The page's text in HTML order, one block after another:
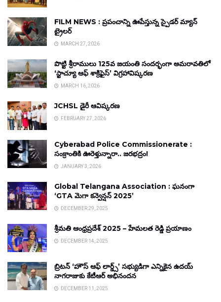
FILM NEWS : ప్రపంచాన్ని ఊపేస్తున్న స్పైడర్ మ్యాన్
ట్రైలర్
MARCH 27, 2026
పొట్టి శ్రీరాములు 125వ జయంతి సందర్భంగా అమరావతిలో
‘స్టాచ్యూ ఆఫ్ శాక్రిఫైస్’ విగ్రహావిష్కరణ
MARCH 16, 2026
JCHSL డైరీ ఆవిష్కరణ
FEBRUARY 27, 2026
Cyberabad Police Commissionerate :
సంక్రాంతికి ఊరెళ్తున్నారా.. జరభద్రం!
JANUARY 3, 2026
Global Telangana Association : ఘనంగా
‘GTA మెగా కన్వెన్షన్ 2025’
DECEMBER 29, 2025
శ్రీమతి ఆంధ్రప్రదేశ్ 2025 – హేమలత రెడ్డి ప్రయాణం
DECEMBER 14, 2025
బ్రిటన్ ‘హౌస్ ఆఫ్ లార్డ్స్’ సభ్యుడిగా ఎన్నికైన ఉదయ్
నాగరాజుకు కేటీఆర్ అభినందన
DECEMBER 11, 2025